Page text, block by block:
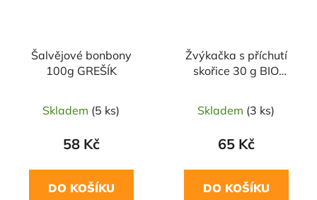
Šalvějové bonbony
100g GREŠÍK
Skladem (5 ks)
58 Kč
DO KOŠÍKU
Žvýkačka s příchutí
skořice 30 g BIO
Skladem (3 ks)
65 Kč
DO KOŠÍKU